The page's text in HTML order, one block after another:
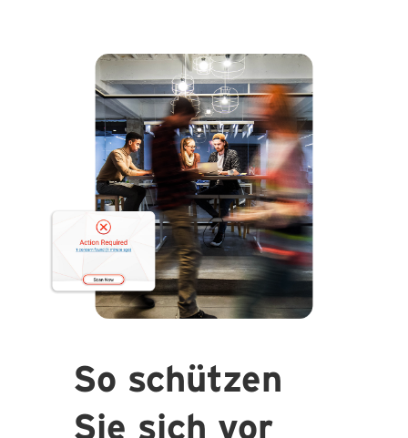
So schützen
Sie sich vor